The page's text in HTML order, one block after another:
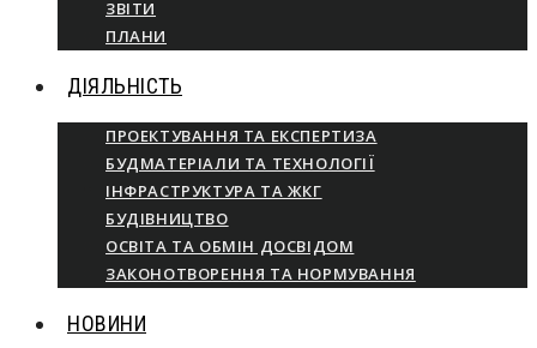
ЗВІТИ
ПЛАНИ
ДІЯЛЬНІСТЬ
ПРОЕКТУВАННЯ ТА ЕКСПЕРТИЗА
БУДМАТЕРІАЛИ ТА ТЕХНОЛОГІЇ
ІНФРАСТРУКТУРА ТА ЖКГ
БУДІВНИЦТВО
ОСВІТА ТА ОБМІН ДОСВІДОМ
ЗАКОНОТВОРЕННЯ ТА НОРМУВАННЯ
НОВИНИ